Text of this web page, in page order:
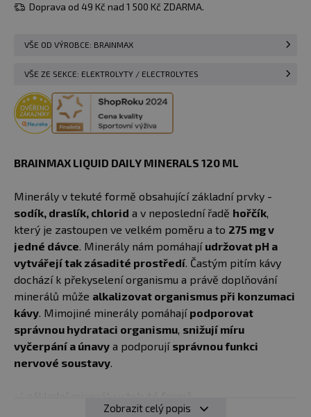
Doprava od 49 Kč nad 1 500 Kč ZDARMA.
VŠE OD VÝROBCE: BRAINMAX
VŠE ZE SEKCE: ELEKTROLYTY / ELECTROLYTES
BRAINMAX LIQUID DAILY MINERALS 120 ML
Minerály v tekuté formě obsahující základní prvky -
sodík, draslík, chlorid a v neposlední řadě hořčík,
který je zastoupen ve velkém poměru a to 275 mg v
jedné dávce. Minerály nám pomáhají udržovat pH a
vytvářejí tak zásadité prostředí. Častým pitím kávy
dochází k překyselení organismu a právě doplňování
minerálů může alkalizovat organismus při konzumaci
kávy. Mimojiné minerály pomáhají podporovat
správnou hydrataci organismu, snižují míru
vyčerpání a únavy a podporují správnou funkci
nervové soustavy.
✅ chlorid, sodík, draslík, hořčík
Zobrazit celý popis